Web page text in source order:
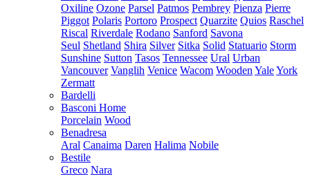
Oxiline Ozone Parsel Patmos Pembrey Pienza Pierre
Piggot Polaris Portoro Prospect Quarzite Quios Raschel
Riscal Riverdale Rodano Sanford Savona
Seul Shetland Shira Silver Sitka Solid Statuario Storm
Sunshine Sutton Tasos Tennessee Ural Urban
Vancouver Vanglih Venice Wacom Wooden YaleYork
Zermatt
Bardelli
Basconi Home
Porcelain Wood
Benadresa
Aral Canaima Daren Halima Nobile
Bestile
Greco Nara